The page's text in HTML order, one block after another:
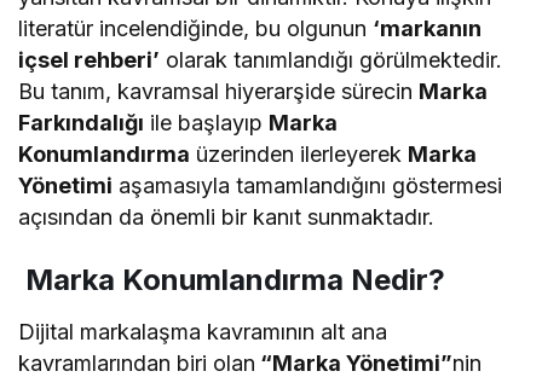
literatür incelendiğinde, bu olgunun ‘markanın
içsel rehberi’ olarak tanımlandığı görülmektedir.
Bu tanım, kavramsal hiyerarşide sürecin Marka
Farkındalığı ile başlayıp Marka
Konumlandırma üzerinden ilerleyerek Marka
Yönetimi aşamasıyla tamamlandığını göstermesi
açısından da önemli bir kanıt sunmaktadır.
Marka Konumlandırma Nedir?
Dijital markalaşma kavramının alt ana
kavramlarından biri olan “Marka Yönetimi”nin